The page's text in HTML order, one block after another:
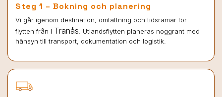
Steg 1 – Bokning och planering
Vi går igenom destination, omfattning och tidsramar för
flytten från i Tranås . Utlandsflytten planeras noggrant med
hänsyn till transport, dokumentation och logistik.